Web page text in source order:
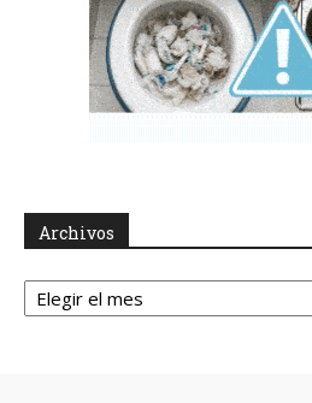
Archivos
Archivos